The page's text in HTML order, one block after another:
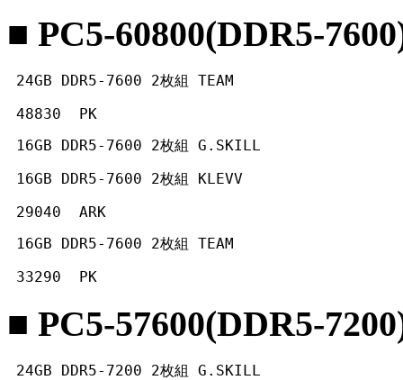
■ PC5-60800(DDR5-
24GB DDR5-7600 2枚組 TEAM
48830  PK
16GB DDR5-7600 2枚組 G.SKILL
16GB DDR5-7600 2枚組 KLEVV
29040  ARK
16GB DDR5-7600 2枚組 TEAM
33290  PK
■ PC5-57600(DDR5-
24GB DDR5-7200 2枚組 G.SKILL